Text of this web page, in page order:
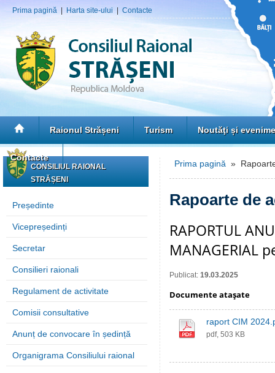
Prima pagină Harta site-ului Contacte
Raionul Strășeni Turism Noutăţi și
Contacte
CONSILIUL RAIONAL
STRĂȘENI
Președinte
Vicepreședinți
Secretar
Consilieri raionali
Regulament de activitate
Comisii consultative
Anunț de convocare în ședință
Organigrama Consiliului raional
Prima pagină »
Rapoarte de
RAPORTUL
MANAGERIAL
Publicat: 19.03.2025
Documente ataşate
raport CIM
pdf, 503 KB